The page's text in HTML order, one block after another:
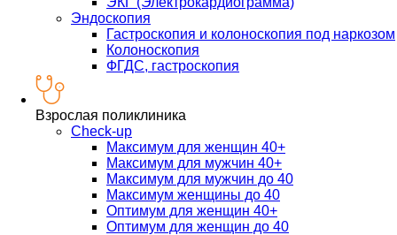
Эндоскопия
Гастроскопия и колоноскопия под наркозом
Колоноскопия
ФГДС, гастроскопия
Взрослая поликлиника
Check-up
Максимум для женщин 40+
Максимум для мужчин 40+
Максимум для мужчин до 40
Максимум женщины до 40
Оптимум для женщин 40+
Оптимум для женщин до 40